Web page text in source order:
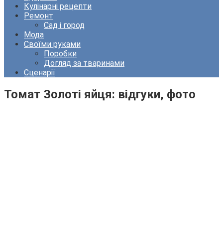
Кулінарні рецепти
Ремонт
Сад і город
Мода
Своїми руками
Поробки
Догляд за тваринами
Сценарії
Томат Золоті яйця: відгуки, фото